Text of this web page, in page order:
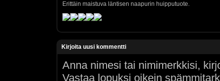
Erittäin maistuva läntisen naapurin huipputuote.
Kirjoita uusi kommentti
Anna nimesi tai nimimerkkisi,
Vastaa lopuksi oikein